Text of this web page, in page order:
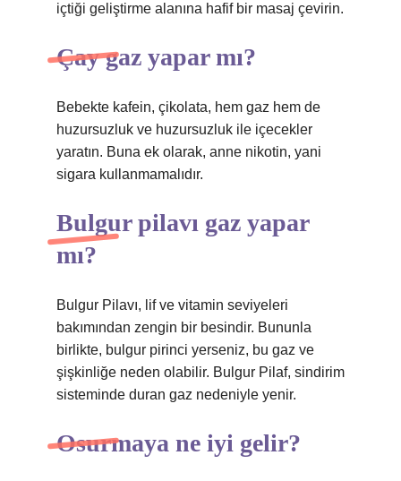
içtiği geliştirme alanına hafif bir masaj çevirin.
Çay gaz yapar mı?
Bebekte kafein, çikolata, hem gaz hem de
huzursuzluk ve huzursuzluk ile içecekler
yaratın. Buna ek olarak, anne nikotin, yani
sigara kullanmamalıdır.
Bulgur pilavı gaz yapar
mı?
Bulgur Pilavı, lif ve vitamin seviyeleri
bakımından zengin bir besindir. Bununla
birlikte, bulgur pirinci yerseniz, bu gaz ve
şişkinliğe neden olabilir. Bulgur Pilaf, sindirim
sisteminde duran gaz nedeniyle yenir.
Osurmaya ne iyi gelir?